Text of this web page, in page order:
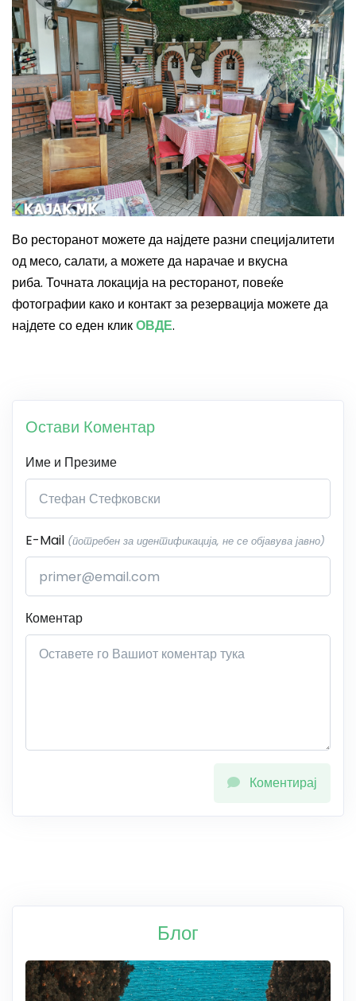
Во ресторанот можете да најдете разни специјалитети
од месо, салати, а можете да нарачае и вкусна
риба. Точната локација на ресторанот, повеќе
фотографии како и контакт за резервација можете да
најдете со еден кликОВДЕ.
Остави Коментар
Име и Презиме
E-Mail (потребен за идентификација, не се објавува јавно)
Коментар
Коментирај
Блог